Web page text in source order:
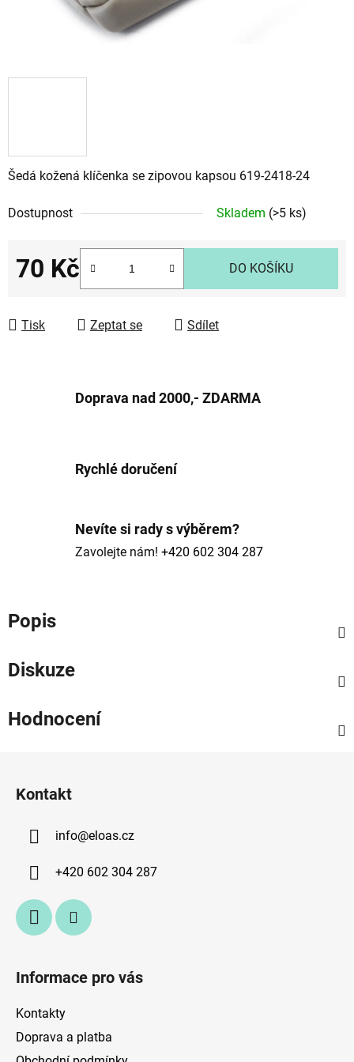
Šedá kožená klíčenka se zipovou kapsou 619-2418-24
Dostupnost Skladem (>5 ks)
70 Kč
Měrná cena:
DO KOŠÍKU
Tisk Zeptat se Sdílet
Doprava nad 2000,- ZDARMA
Rychlé doručení
Nevíte si rady s výběrem?
Zavolejte nám! +420 602 304 287
Popis
Diskuze
Hodnocení
Kontakt
info@eloas.cz
+420 602 304 287
Informace pro vás
Kontakty
Doprava a platba